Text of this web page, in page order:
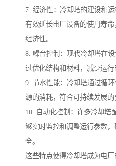
7. 经济性：冷却塔的建设和
有效延长电厂设备的使用寿
经济性。
8. 噪音控制：现代冷却塔在
过优化结构和材料，减少运行
9. 节水性能：冷却塔通过循
源的消耗，符合可持续发展的
10. 自动化控制：许多冷却塔
够实时监控和调整运行参数
全。
这些特点使得冷却塔成为电厂